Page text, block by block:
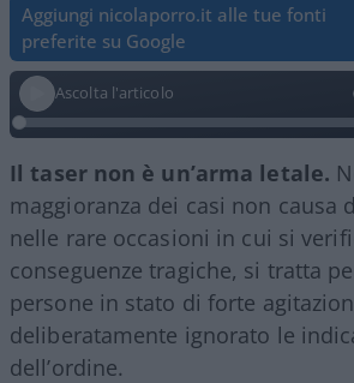
Aggiungi nicolaporro.it alle tue fonti
preferite su Google
Ascolta l'articolo
Il taser non è un’arma letale.
maggioranza dei casi non causa
nelle rare occasioni in cui si
conseguenze tragiche, si tratta
persone in stato di forte
deliberatamente ignorato le
dell’ordine.